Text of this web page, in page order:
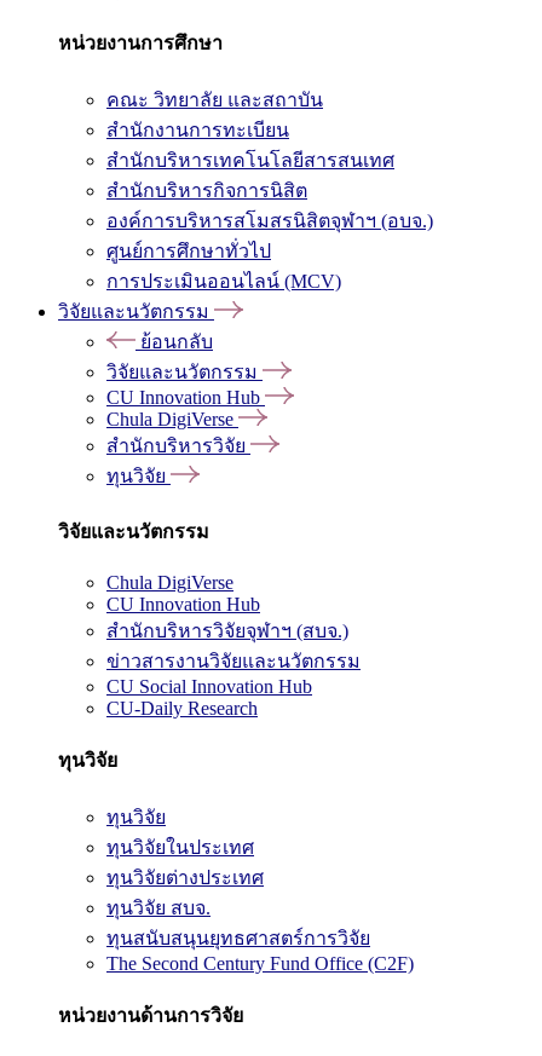
หน่วยงานการศึกษา
คณะ วิทยาลัย และสถาบัน
สำนักงานการทะเบียน
สำนักบริหารเทคโนโลยีสารสนเทศ
สำนักบริหารกิจการนิสิต
องค์การบริหารสโมสรนิสิตจุฬาฯ (อบจ.)
ศูนย์การศึกษาทั่วไป
การประเมินออนไลน์ (MCV)
วิจัยและนวัตกรรม
ย้อนกลับ
วิจัยและนวัตกรรม
CU Innovation Hub
Chula DigiVerse
สำนักบริหารวิจัย
ทุนวิจัย
วิจัยและนวัตกรรม
Chula DigiVerse
CU Innovation Hub
สำนักบริหารวิจัยจุฬาฯ (สบจ.)
ข่าวสารงานวิจัยและนวัตกรรม
CU Social Innovation Hub
CU-Daily Research
ทุนวิจัย
ทุนวิจัย
ทุนวิจัยในประเทศ
ทุนวิจัยต่างประเทศ
ทุนวิจัย สบจ.
ทุนสนับสนุนยุทธศาสตร์การวิจัย
The Second Century Fund Office (C2F)
หน่วยงานด้านการวิจัย